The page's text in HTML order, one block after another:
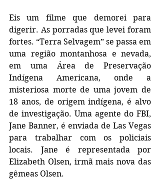
Eis um filme que demorei para
digerir. As porradas que levei foram
fortes. “Terra Selvagem” se passa em
uma região montanhosa e nevada,
em uma Área de Preservação
Indígena Americana, onde a
misteriosa morte de uma jovem de
18 anos, de origem indígena, é alvo
de investigação. Uma agente do FBI,
Jane Banner, é enviada de Las Vegas
para trabalhar com os policiais
locais. Jane é representada por
Elizabeth Olsen, irmã mais nova das
gêmeas Olsen.